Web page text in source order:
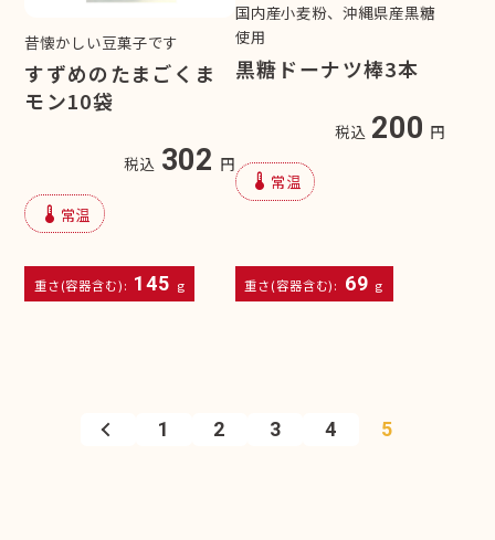
昔懐かしい豆菓子です
すずめのたまごくま
モン10袋
税込 302 円
device_thermostat 常温
重さ(容器含む): 145 g
国内産小麦粉、沖縄県産黒糖
使用
黒糖ドーナツ棒3本
税込 200 円
device_thermostat 常温
重さ(容器含む): 69 g
1 2 3 4 5